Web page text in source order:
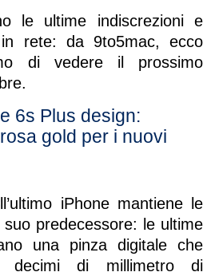
le ultime indiscrezioni e
rete: da 9to5mac, ecco
di vedere il prossimo
6s Plus design:
gold per i nuovi
iPhone mantiene le
predecessore: le ultime
una pinza digitale che
decimi di millimetro di